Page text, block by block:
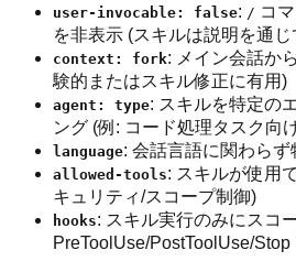
user-invocable: false: / コ
を非表示 (スキルは説明を通
context: fork: メイン会話か
験的またはスキル修正に有用)
agent: type: スキルを特定の
ング (例: コード処理タスク向
language: 会話言語に関わら
allowed-tools: スキルが使用
キュリティ/スコープ制御)
hooks: スキル実行のみにスコ
PreToolUse/PostToolUse/